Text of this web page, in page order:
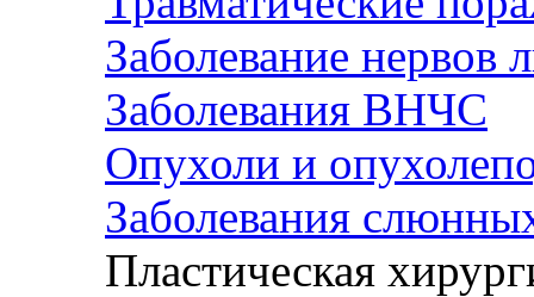
Заболевание нервов
Заболевания ВНЧС
Опухоли и
Заболевания
Пластическая